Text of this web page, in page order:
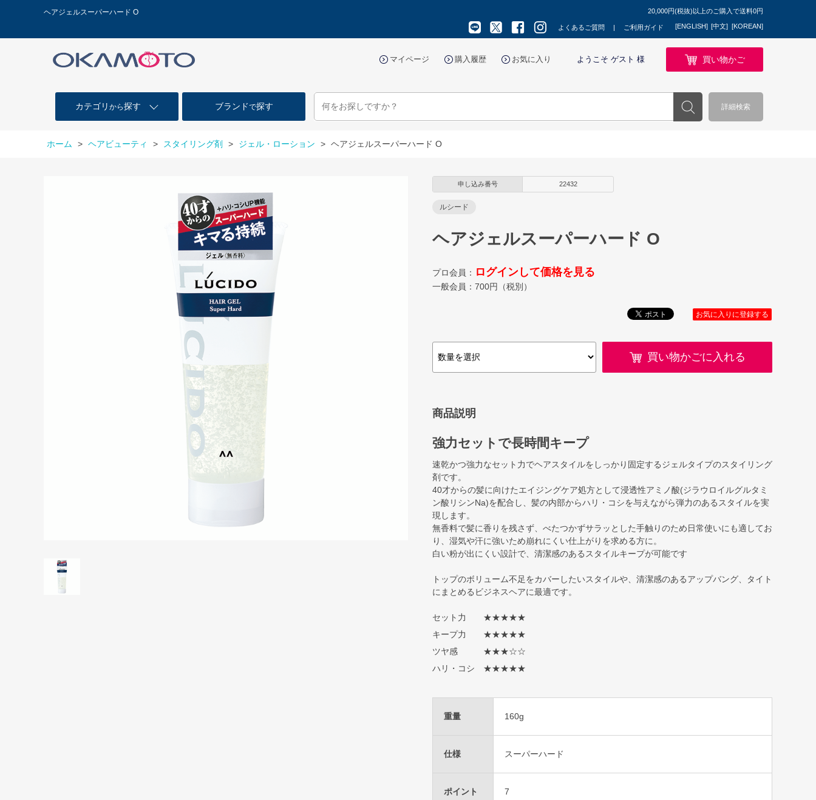
ヘアジェルスーパーハード O 20,000円(税抜)以上のご購入で送料0円
よくあるご質問 ご利用ガイド [ENGLISH] [中文] [KOREAN]
マイページ 購入履歴 お気に入り ようこそ ゲスト 様 買い物かご
カテゴリ から探す ブランドで探す 詳細検索
ホーム > ヘアビューティ > スタイリング剤 > ジェル・ローション > ヘアジェルスーパーハード O
申し込み番号 22432
ルシード
ヘアジェルスーパーハード O
プロ会員： ログインして価格を見る
一般会員： 700円（税別）
お気に入りに登録する
買い物かごに入れる
商品説明
強力セットで長時間キープ
速乾かつ強力なセット力でヘアスタイルをしっかり固定するジェルタイプのスタイリング
剤です。
40才からの髪に向けたエイジングケア処方として浸透性アミノ酸(ジラウロイルグルタミ
ン酸リシンNa)を配合し、髪の内部からハリ・コシを与えながら弾力のあるスタイルを実
現します。
無香料で髪に香りを残さず、べたつかずサラッとした手触りのため日常使いにも適してお
り、湿気や汗に強いため崩れにくい仕上がりを求める方に。
白い粉が出にくい設計で、清潔感のあるスタイルキープが可能です
トップのボリューム不足をカバーしたいスタイルや、清潔感のあるアップバング、タイト
にまとめるビジネスヘアに最適です。
セット力 ★★★★★
キープ力 ★★★★★
ツヤ感 ★★★☆☆
ハリ・コシ ★★★★★
重量 160g
仕様 スーパーハード
ポイント 7